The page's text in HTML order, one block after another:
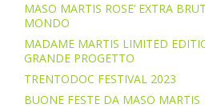
MASO MARTIS ROSE’ EXTRA
MONDO
MADAME MARTIS LIMITED
GRANDE PROGETTO
TRENTODOC FESTIVAL 2023
BUONE FESTE DA MASO MARTIS